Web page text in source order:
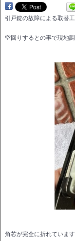
引戸錠の故障による取替工
空回りするとの事で現地調
角芯が完全に折れています